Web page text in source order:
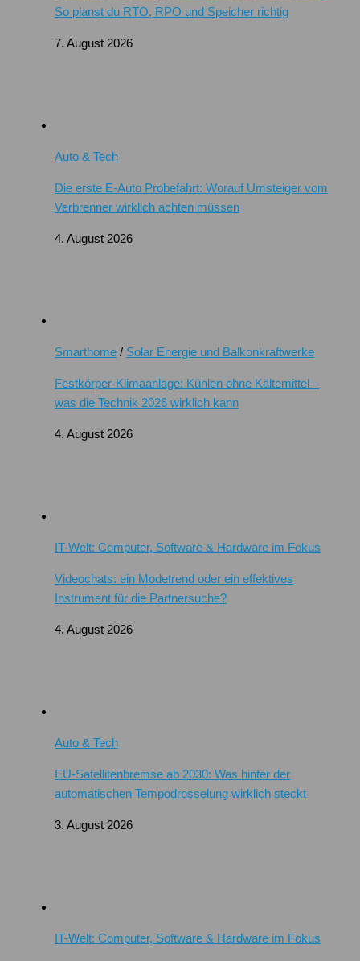
So planst du RTO, RPO und Speicher richtig
7. August 2026
Auto & Tech
Die erste E-Auto Probefahrt: Worauf Umsteiger vom
Verbrenner wirklich achten müssen
4. August 2026
Smarthome / Solar Energie und Balkonkraftwerke
Festkörper-Klimaanlage: Kühlen ohne Kältemittel –
was die Technik 2026 wirklich kann
4. August 2026
IT-Welt: Computer, Software & Hardware im Fokus
Videochats: ein Modetrend oder ein effektives
Instrument für die Partnersuche?
4. August 2026
Auto & Tech
EU-Satellitenbremse ab 2030: Was hinter der
automatischen Tempodrosselung wirklich steckt
3. August 2026
IT-Welt: Computer, Software & Hardware im Fokus